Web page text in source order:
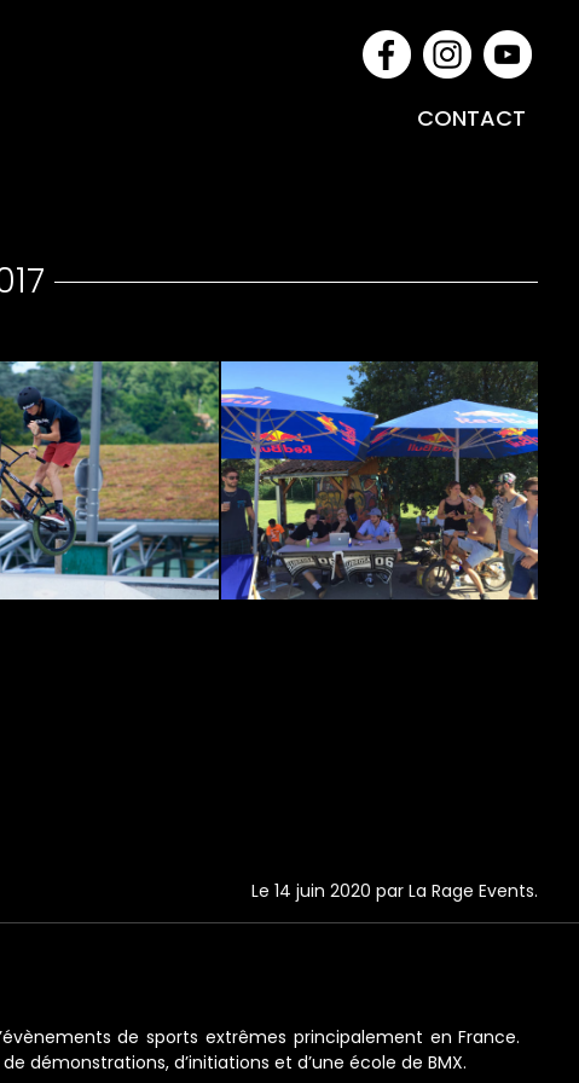
CONTACT
Le 14 juin 2020 par La Rage Events.
de sports extrêmes principalement en France.
démonstrations, d’initiations et d’une école de BMX.